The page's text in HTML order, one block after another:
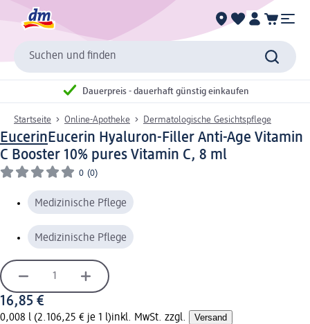
Suchen und finden
Dauerpreis - dauerhaft günstig einkaufen
Startseite Online-Apotheke Dermatologische Gesichtspflege
EucerinEucerin Hyaluron-Filler Anti-Age Vitamin
C Booster 10% pures Vitamin C, 8 ml
0 (0)
Medizinische Pflege
Medizinische Pflege
16,85 €
0,008 l (2.106,25 € je 1 l)inkl. MwSt. zzgl. Versand